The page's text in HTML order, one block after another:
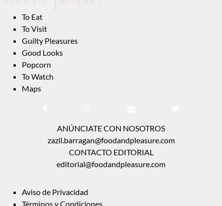
To Eat
To Visit
Guilty Pleasures
Good Looks
Popcorn
To Watch
Maps
ANÚNCIATE CON NOSOTROS
zazil.barragan@foodandpleasure.com
CONTACTO EDITORIAL
editorial@foodandpleasure.com
Aviso de Privacidad
Términos y Condiciones